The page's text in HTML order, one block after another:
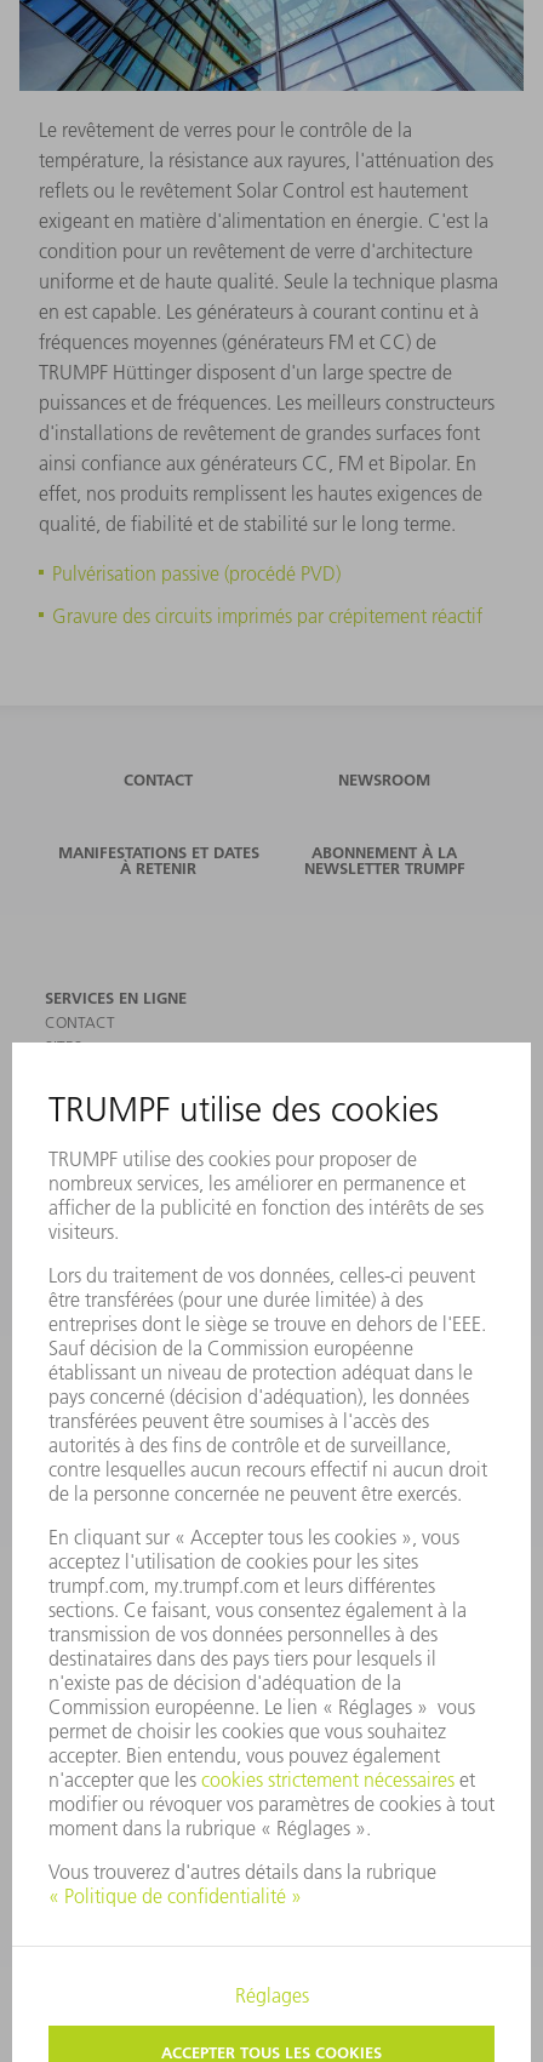
Le revêtement de verres pour le contrôle de la
température, la résistance aux rayures, l'atténuation des
reflets ou le revêtement Solar Control est hautement
exigeant en matière d'alimentation en énergie. C'est la
condition pour un revêtement de verre d'architecture
uniforme et de haute qualité. Seule la technique plasma
en est capable. Les générateurs à courant continu et à
fréquences moyennes (générateurs FM et CC) de
TRUMPF Hüttinger disposent d'un large spectre de
puissances et de fréquences. Les meilleurs constructeurs
d'installations de revêtement de grandes surfaces font
ainsi confiance aux générateurs CC, FM et Bipolar. En
effet, nos produits remplissent les hautes exigences de
qualité, de fiabilité et de stabilité sur le long terme.
Pulvérisation passive (procédé PVD)
Gravure des circuits imprimés par crépitement réactif
CONTACT NEWSROOM
MANIFESTATIONS ET DATES
À RETENIR
ABONNEMENT À LA
NEWSLETTER TRUMPF
SERVICES EN LIGNE
CONTACT
SITES
INSCRIPTION À LA NEWSLETTER
MYTRUMPF
PRODUITS
MACHINES & SYSTÈMES
LASER
ELECTRONIQUE DE PUISSANCE
OUTILS ÉLECTRIQUES
SMART FACTORY
LOGICIEL
SERVICES
APPLICATIONS
SECTEURS D'ACTIVITÉ
ENTREPRISE
CARRIÈRE
OFFRES
PROFIL DE L'ENTREPRISE
CONSEIL D'ADMINISTRATION
RAPPORT ANNUEL
PRINCIPES FONDAMENTAUX DE L'ENTREPRISE
CONFORMITÉ
SYSTÈME D'ALERTE
SÉCURITÉ
COMMUNIQUÉS DE PRESSE
MAGAZINE
DURABILITÉ
ENVIRONNEMENT ET CLIMAT
SOCIAL ET SOCIÉTÉ
GESTION D'ENTREPRISE
PROTECTION DES DONNÉES PERSONNELLES
COPYRIGHT ET DROIT DES MARQUES
CONDITIONS GÉNÉRALES
PARAMÈTRES VIE PRIVÉE